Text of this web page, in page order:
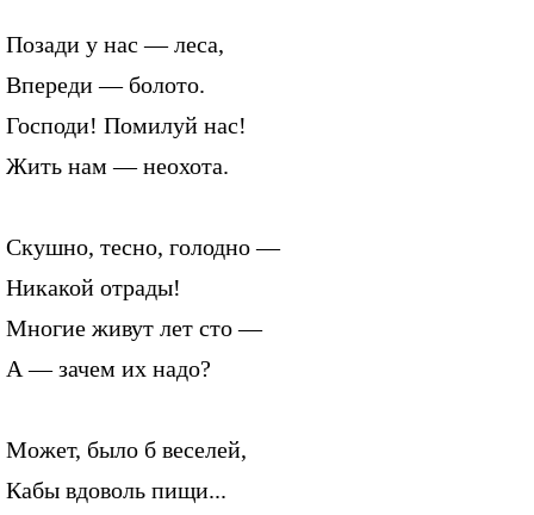
Позади у нас — леса,
Впереди — болото.
Господи! Помилуй нас!
Жить нам — неохота.
Скушно, тесно, голодно —
Никакой отрады!
Многие живут лет сто —
А — зачем их надо?
Может, было б веселей,
Кабы вдоволь пищи...